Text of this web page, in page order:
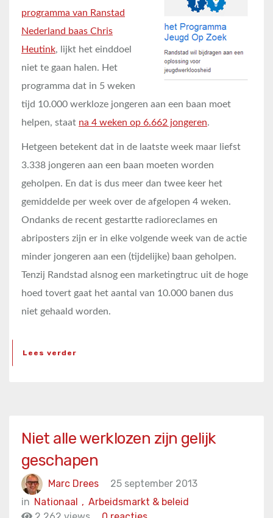
programma van Ranstad
Nederland baas Chris
Heutink, lijkt het einddoel
niet te gaan halen. Het
programma dat in 5 weken
tijd 10.000 werkloze jongeren aan een baan moet
helpen, staat na 4 weken op 6.662 jongeren.
Hetgeen betekent dat in de laatste week maar liefst
3.338 jongeren aan een baan moeten worden
geholpen. En dat is dus meer dan twee keer het
gemiddelde per week over de afgelopen 4 weken.
Ondanks de recent gestartte radioreclames en
abriposters zijn er in elke volgende week van de actie
minder jongeren aan een (tijdelijke) baan geholpen.
Tenzij Randstad alsnog een marketingtruc uit de hoge
hoed tovert gaat het aantal van 10.000 banen dus
niet gehaald worden.
Lees verder
Niet alle werklozen zijn gelijk
geschapen
Marc Drees
25 september 2013
in
Arbeidsmarkt & beleid
Nationaal ,